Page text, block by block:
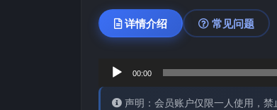
详情介绍 常见问题
频
00:00
声明：会员账户仅限一人使用，禁